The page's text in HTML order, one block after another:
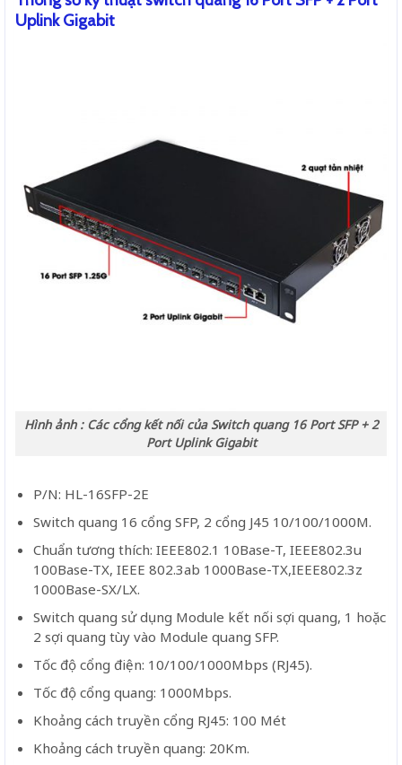
Uplink Gigabit
Hình ảnh : Các cổng kết nối của Switch quang 16 Port SFP + 2
Port Uplink Gigabit
P/N: HL-16SFP-2E
Switch quang 16 cổng SFP, 2 cổng J45 10/100/1000M.
Chuẩn tương thích: IEEE802.1 10Base-T, IEEE802.3u
100Base-TX, IEEE 802.3ab 1000Base-TX,IEEE802.3z
1000Base-SX/LX.
Switch quang sử dụng Module kết nối sợi quang, 1 hoặc
2 sợi quang tùy vào Module quang SFP.
Tốc độ cổng điện: 10/100/1000Mbps (RJ45).
Tốc độ cổng quang: 1000Mbps.
Khoảng cách truyền cổng RJ45: 100 Mét
Khoảng cách truyền quang: 20Km.